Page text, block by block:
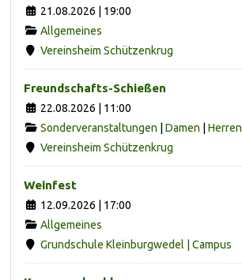
21.08.2026 | 19:00
Allgemeines
Vereinsheim Schützenkrug
Freundschafts-Schießen
22.08.2026 | 11:00
Sonderveranstaltungen
Damen
Herren
Vereinsheim Schützenkrug
Weinfest
12.09.2026 | 17:00
Allgemeines
Grundschule Kleinburgwedel | Campus